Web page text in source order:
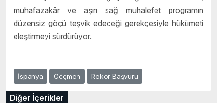
muhafazakâr ve aşırı sağ muhalefet programın
düzensiz göçü teşvik edeceği gerekçesiyle hükümeti
eleştirmeyi sürdürüyor.
İspanya Göçmen Rekor Başvuru
Diğer İçerikler